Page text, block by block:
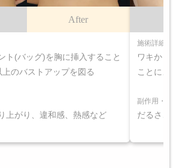
After
ト(バッグ)を胸に挿入すること
のバストアップを図る
上がり、違和感、熱感など
施術詳細
ワキから
ことによ
副作用・リ
だるさ、